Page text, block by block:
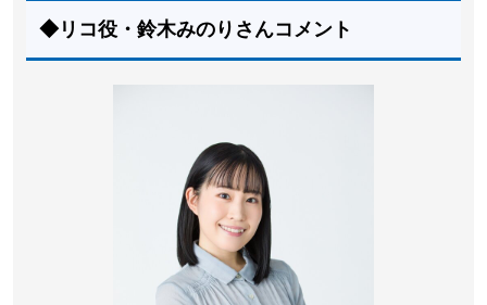
◆リコ役・鈴木みのりさんコメント